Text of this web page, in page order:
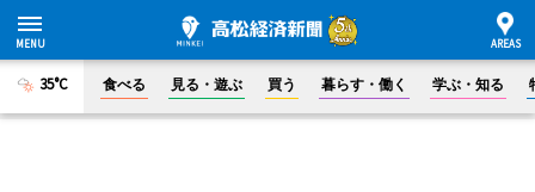
35°C 食べる 見る・遊ぶ 買う 暮らす・働く 学ぶ・知る